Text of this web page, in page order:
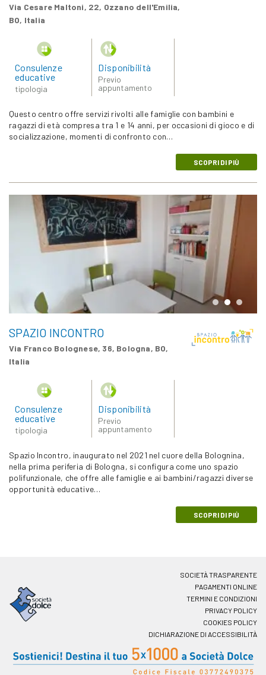
Via Cesare Maltoni, 22, Ozzano dell'Emilia,
BO, Italia
Consulenze
educative
tipologia
Disponibilità
Previo
appuntamento
Questo centro offre servizi rivolti alle famiglie con bambini e
ragazzi di età compresa tra 1 e 14 anni, per occasioni di gioco e di
socializzazione, momenti di confronto con…
SCOPRI DI PIÙ
SPAZIO INCONTRO
Via Franco Bolognese, 36, Bologna, BO,
Italia
Consulenze
educative
tipologia
Disponibilità
Previo
appuntamento
Spazio Incontro, inaugurato nel 2021 nel cuore della Bolognina,
nella prima periferia di Bologna, si configura come uno spazio
polifunzionale, che offre alle famiglie e ai bambini/ragazzi diverse
opportunità educative…
SCOPRI DI PIÙ
SOCIETÀ TRASPARENTE
PAGAMENTI ONLINE
TERMINI E CONDIZIONI
PRIVACY POLICY
COOKIES POLICY
DICHIARAZIONE DI ACCESSIBILITÀ